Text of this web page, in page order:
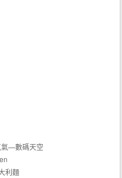
氣—數碼天空
利麵